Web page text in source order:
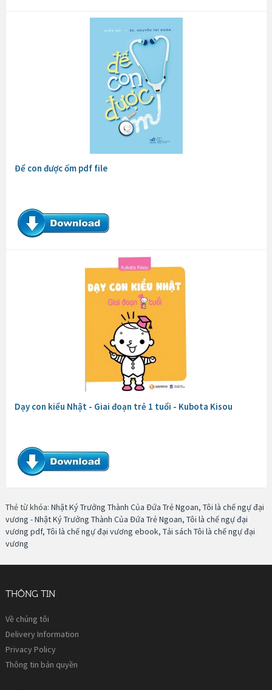
Để con được ốm pdf file
Dạy con kiểu Nhật - Giai đoạn trẻ 1 tuổi - Kubota Kisou
Thẻ từ khóa: Nhật Ký Trưởng Thành Của Đứa Trẻ Ngoan, Tôi là chế ngự đại
vương - Nhật Ký Trưởng Thành Của Đứa Trẻ Ngoan, Tôi là chế ngự đại
vương pdf, Tôi là chế ngự đại vương ebook, Tải sách Tôi là chế ngự đại
vương
THÔNG TIN
Về chúng tôi
Delivery Information
Privacy Policy
Thông tin bản quyền